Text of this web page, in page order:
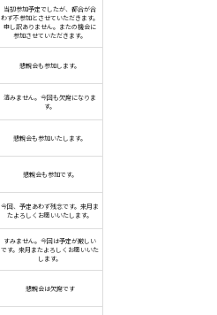
当初参加予定でしたが、都合が合
わず不参加とさせていただきます。
申し訳ありません。またの機会に
参加させていただきます。
懇親会も参加します。
済みません。今回も欠席になりま
す。
懇親会も参加いたします。
懇親会も参加です。
今回、予定あわず残念です。来月ま
たよろしくお願いいたします。
すみません。今回は予定が厳しい
です。来月またよろしくお願いいた
します。
懇親会は欠席です